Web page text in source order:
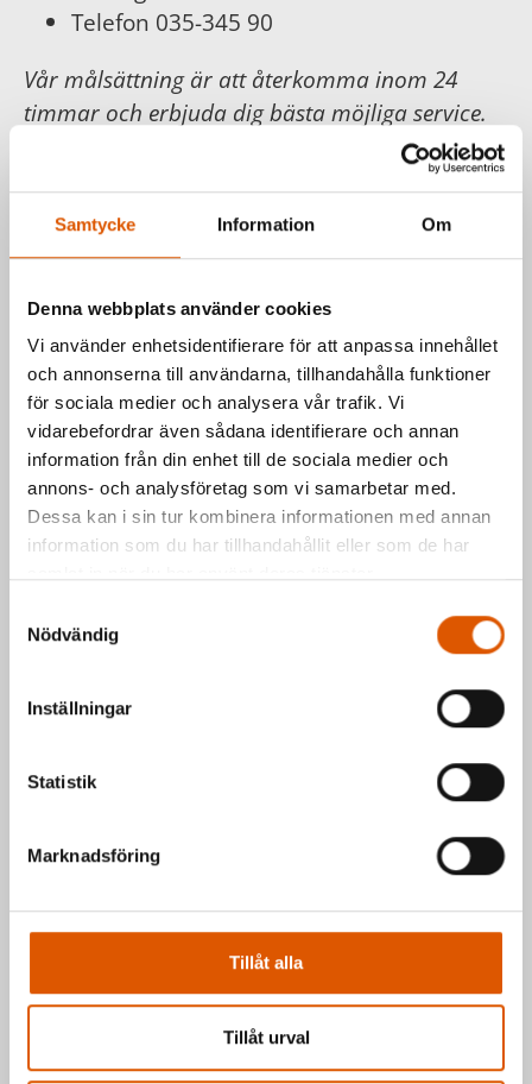
Samtycke Information Om
Denna webbplats använder cookies
Vi använder enhetsidentifierare för att anpassa innehållet
och annonserna till användarna, tillhandahålla funktioner
för sociala medier och analysera vår trafik. Vi
vidarebefordrar även sådana identifierare och annan
information från din enhet till de sociala medier och
annons- och analysföretag som vi samarbetar med.
Dessa kan i sin tur kombinera informationen med annan
information som du har tillhandahållit eller som de har
Nödvändig
Inställningar
Statistik
Marknadsföring
Tillåt alla
Tillåt urval
Telefon 035-345 90
Vår målsättning är att återkomma inom 24
timmar och erbjuda dig bästa möjliga service.
hemförsäljningslagen.
Läs mer hos
Har du frågor om våra produkter
eller vill du prata med en säljare?
Kontakta oss via formuläret eller direkt, så
hör vi av oss så fort vi kan.
Johan Olander e-posteller telefon 035-
2953811
Mattias Högberge-posteller telefon 035-